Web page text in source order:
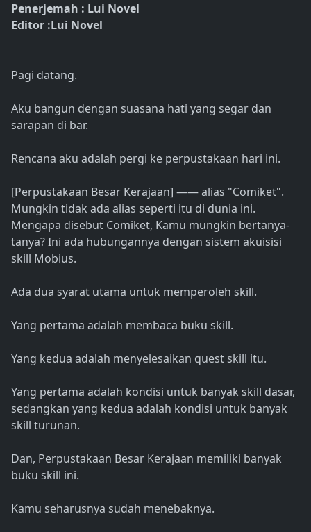
Penerjemah : Lui Novel
Editor :Lui Novel
Pagi datang.
Aku bangun dengan suasana hati yang segar dan
sarapan di bar.
Rencana aku adalah pergi ke perpustakaan hari ini.
[Perpustakaan Besar Kerajaan] ―― alias "Comiket".
Mungkin tidak ada alias seperti itu di dunia ini.
Mengapa disebut Comiket, Kamu mungkin bertanya-
tanya? Ini ada hubungannya dengan sistem akuisisi
skill Mobius.
Ada dua syarat utama untuk memperoleh skill.
Yang pertama adalah membaca buku skill.
Yang kedua adalah menyelesaikan quest skill itu.
Yang pertama adalah kondisi untuk banyak skill dasar,
sedangkan yang kedua adalah kondisi untuk banyak
skill turunan.
Dan, Perpustakaan Besar Kerajaan memiliki banyak
buku skill ini.
Kamu seharusnya sudah menebaknya.